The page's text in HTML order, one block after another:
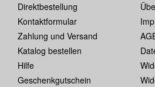
Direktbestellung
Kontaktformular
Zahlung und Versand
Katalog bestellen
Hilfe
Geschenkgutschein